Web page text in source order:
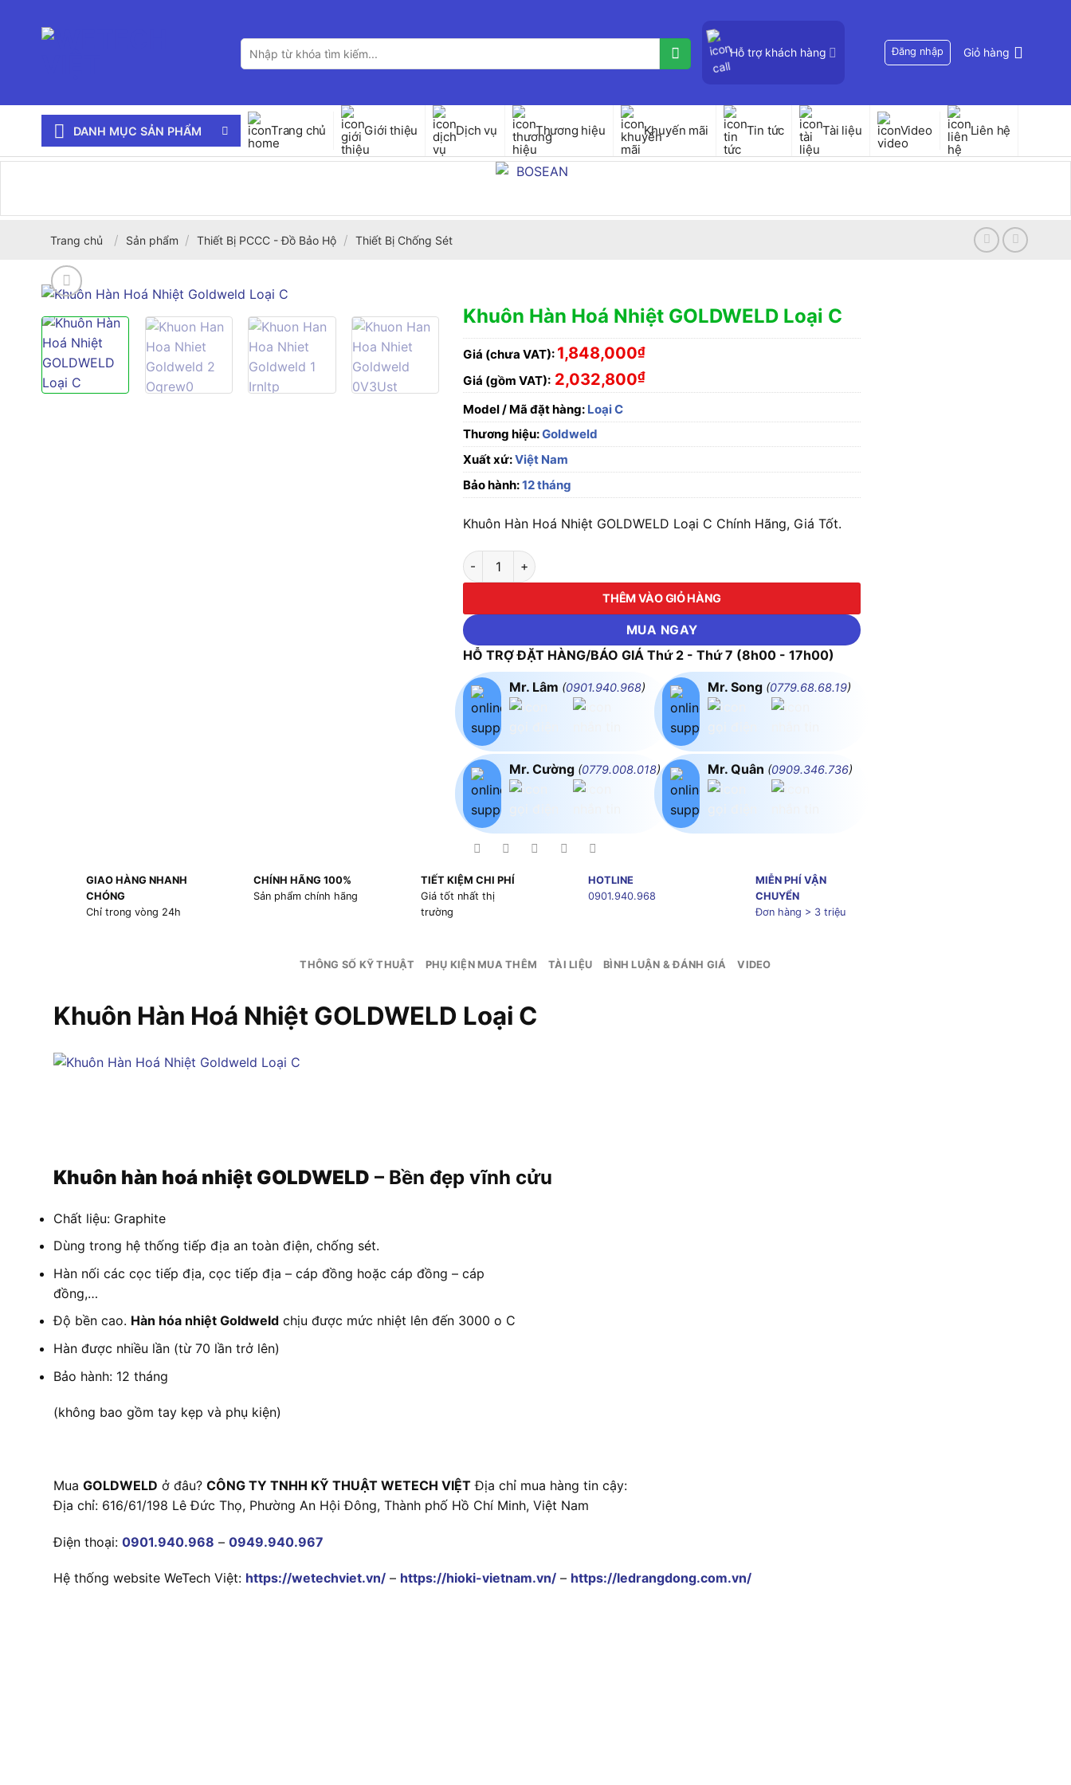
Tìm
kiếm:
Hỗ trợ khách hàng Đăng nhập Giỏ hàng
DANH MỤC SẢN PHẨM Trang chủ Giới thiệu Dịch vụ Thương hiệu Khuyến mãi Tin tức Tài liệu Video Liên hệ
Trang chủ / Sản phẩm / Thiết Bị PCCC - Đồ Bảo Hộ / Thiết Bị Chống Sét
Khuôn Hàn Hoá Nhiệt GOLDWELD Loại C
Giá (chưa VAT): 1,848,000₫
Giá (gồm VAT): 2,032,800₫
Model / Mã đặt hàng: Loại C
Thương hiệu:Goldweld
Xuất xứ:Việt Nam
Bảo hành:12 tháng
Khuôn Hàn Hoá Nhiệt GOLDWELD Loại C Chính Hãng, Giá Tốt.
Khuôn Hàn Hoá Nhiệt GOLDWELD Loại C số lượng
THÊM VÀO GIỎ HÀNG
MUA NGAY
HỖ TRỢ ĐẶT HÀNG/BÁO GIÁ Thứ 2 - Thứ 7 (8h00 - 17h00)
Mr. Lâm (0901.940.968)
Mr. Cường (0779.008.018)
Mr. Song (0779.68.68.19)
Mr. Quân (0909.346.736)
GIAO HÀNG NHANH
CHÓNG
Chỉ trong vòng 24h
CHÍNH HÃNG 100%
Sản phẩm chính hãng
TIẾT KIỆM CHI PHÍ
Giá tốt nhất thị
trường
HOTLINE
0901.940.968
MIỄN PHÍ VẬN
CHUYỂN
Đơn hàng > 3 triệu
THÔNG SỐ KỸ THUẬT PHỤ KIỆN MUA THÊM TÀI LIỆU BÌNH LUẬN & ĐÁNH GIÁ VIDEO
Khuôn Hàn Hoá Nhiệt GOLDWELD Loại C
Khuôn hàn hoá nhiệt GOLDWELD – Bền đẹp vĩnh cửu
Chất liệu: Graphite
Dùng trong hệ thống tiếp địa an toàn điện, chống sét.
Hàn nối các cọc tiếp địa, cọc tiếp địa – cáp đồng hoặc cáp đồng – cáp
đồng,…
Độ bền cao. Hàn hóa nhiệt Goldweld chịu được mức nhiệt lên đến 3000 o C
Hàn được nhiều lần (từ 70 lần trở lên)
Bảo hành: 12 tháng
(không bao gồm tay kẹp và phụ kiện)
Mua GOLDWELD ở đâu? CÔNG TY TNHH KỸ THUẬT WETECH VIỆT Địa chỉ mua hàng tin cậy:
Địa chỉ: 616/61/198 Lê Đức Thọ, Phường An Hội Đông, Thành phố Hồ Chí Minh, Việt Nam
Điện thoại: 0901.940.968 – 0949.940.967
Hệ thống website WeTech Việt: https://wetechviet.vn/ – https://hioki-vietnam.vn/ – https://ledrangdong.com.vn/